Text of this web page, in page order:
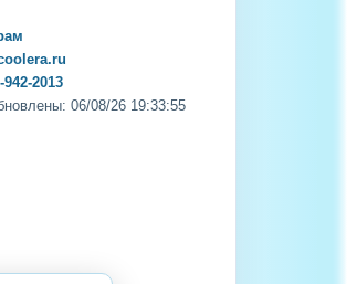
942-2013
06/08/26 19:33:55